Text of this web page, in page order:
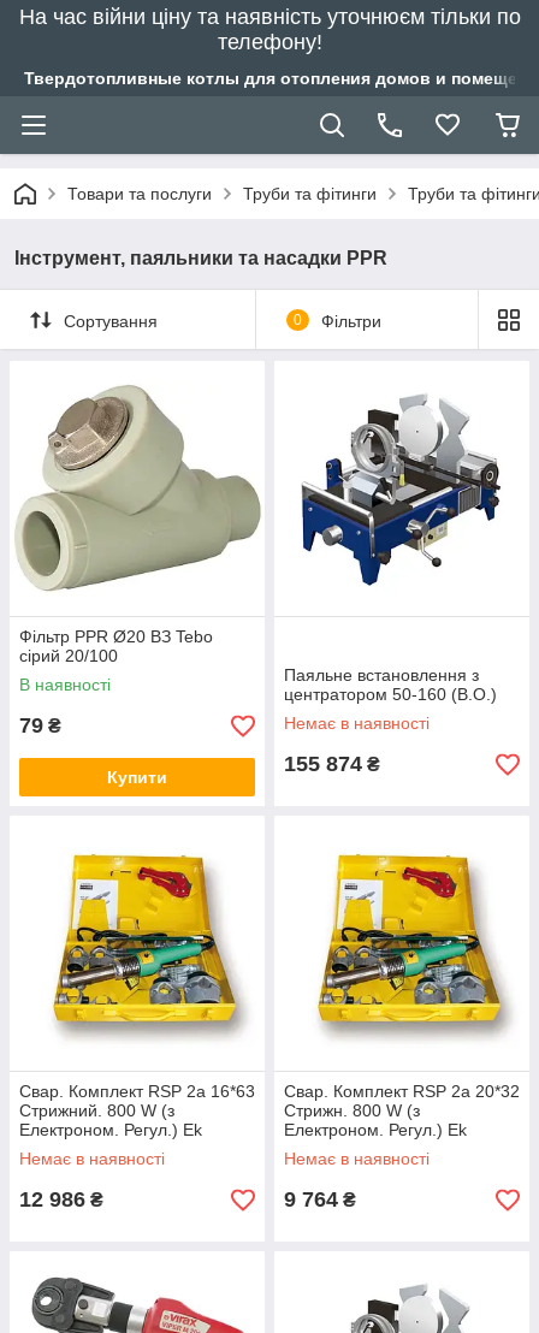
На час війни ціну та наявність уточнюєм тільки по
телефону!
Твердотопливные котлы для отопления домов и
Товари та послуги Труби та фітинги Труби та
Інструмент, паяльники та насадки PPR
Сортування 0 Фільтри
Фільтр PPR Ø20 ВЗ Tebo
сірий 20/100
В наявності
79 ₴
Купити
Паяльне встановлення з
центратором 50-160 (В.О.)
Немає в наявності
155 874 ₴
Свар. Комплект RSP 2a 16*63
Стрижний. 800 W (з
Електроном. Регул.) Ek
Немає в наявності
12 986 ₴
Свар. Комплект RSP 2a 20*32
Стрижн. 800 W (з
Електроном. Регул.) Ek
Немає в наявності
9 764 ₴